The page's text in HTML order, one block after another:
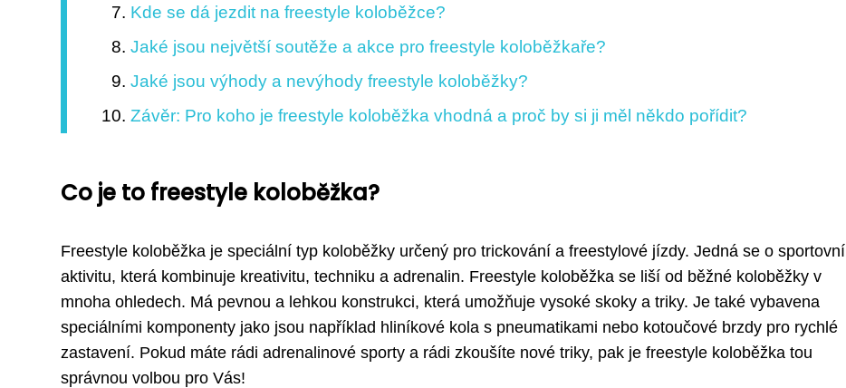
Kde se dá jezdit na freestyle koloběžce?
Jaké jsou největší soutěže a akce pro freestyle koloběžkaře?
Jaké jsou výhody a nevýhody freestyle koloběžky?
Závěr: Pro koho je freestyle koloběžka vhodná a proč by si ji měl někdo pořídit?
Co je to freestyle koloběžka?
Freestyle koloběžka je speciální typ koloběžky určený pro trickování a freestylové jízdy. Jedná se o sportovní
aktivitu, která kombinuje kreativitu, techniku a adrenalin. Freestyle koloběžka se liší od běžné koloběžky v
mnoha ohledech. Má pevnou a lehkou konstrukci, která umožňuje vysoké skoky a triky. Je také vybavena
speciálními komponenty jako jsou například hliníkové kola s pneumatikami nebo kotoučové brzdy pro rychlé
zastavení. Pokud máte rádi adrenalinové sporty a rádi zkoušíte nové triky, pak je freestyle koloběžka tou
správnou volbou pro Vás!